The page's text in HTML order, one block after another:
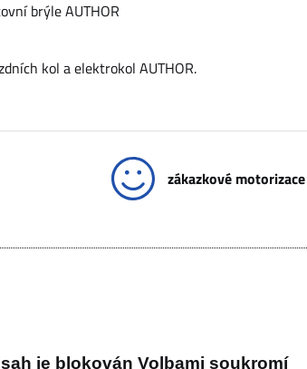
brýle AUTHOR
kol a elektrokol AUTHOR.
zákazkové motorizace
je blokován Volbami soukromí